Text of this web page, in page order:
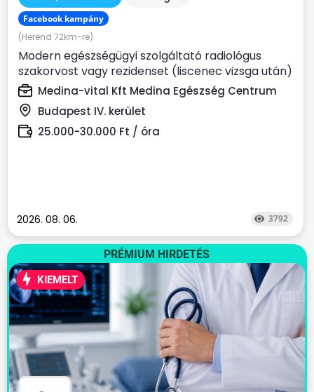
Facebook kampány
(Herend 72km-re)
Modern egészségügyi szolgáltató radiológus
szakorvost vagy rezidenset (liscenec vizsga után)
keres Rendelési...
Medina-vital Kft Medina Egészség Centrum
Budapest IV. kerület
25.000-30.000 Ft / óra
2026. 08. 06. 3792
PRÉMIUM HIRDETÉS
KIEMELT